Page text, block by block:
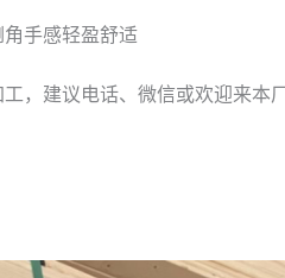
手感轻盈舒适
，建议电话、微信或欢迎来本